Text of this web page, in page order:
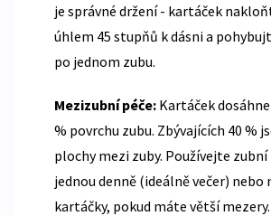
je správné držení - kartáček
úhlem 45 stupňů k dásni a
po jednom zubu.
Mezizubní péče: Kartáček
% povrchu zubu. Zbývajících 40 %
plochy mezi zuby. Používejte
jednou denně (ideálně večer) nebo
kartáčky, pokud máte větší